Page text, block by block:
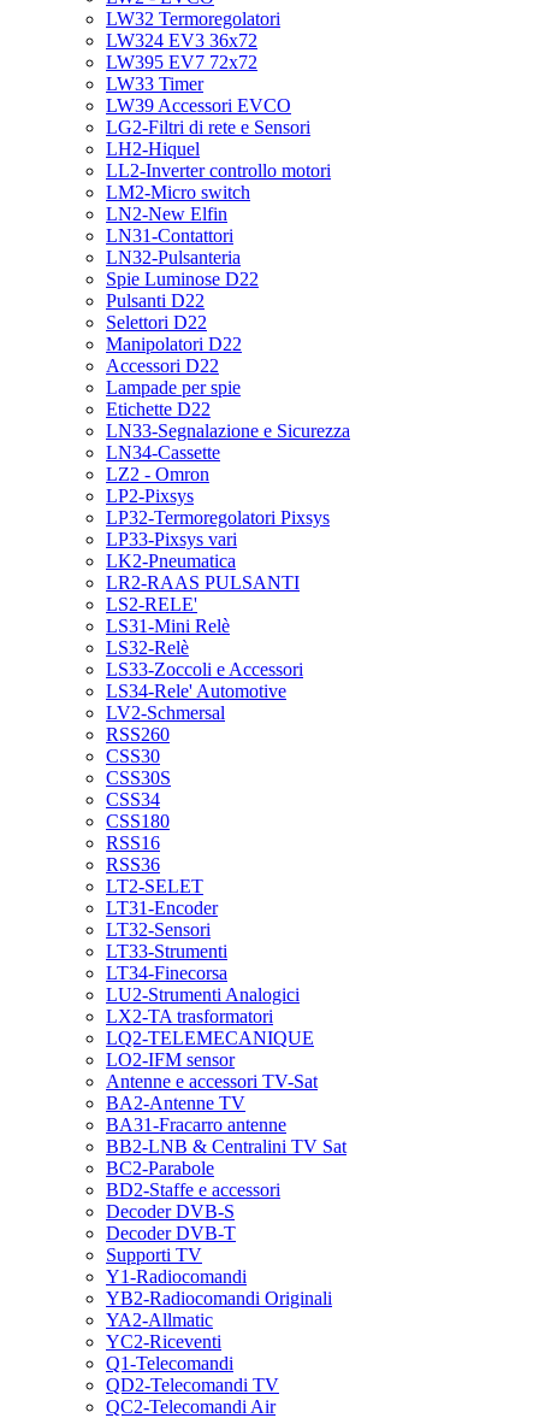
LW32 Termoregolatori
LW324 EV3 36x72
LW395 EV7 72x72
LW33 Timer
LW39 Accessori EVCO
LG2-Filtri di rete e Sensori
LH2-Hiquel
LL2-Inverter controllo motori
LM2-Micro switch
LN2-New Elfin
LN31-Contattori
LN32-Pulsanteria
Spie Luminose D22
Pulsanti D22
Selettori D22
Manipolatori D22
Accessori D22
Lampade per spie
Etichette D22
LN33-Segnalazione e Sicurezza
LN34-Cassette
LZ2 - Omron
LP2-Pixsys
LP32-Termoregolatori Pixsys
LP33-Pixsys vari
LK2-Pneumatica
LR2-RAAS PULSANTI
LS2-RELE'
LS31-Mini Relè
LS32-Relè
LS33-Zoccoli e Accessori
LS34-Rele' Automotive
LV2-Schmersal
RSS260
CSS30
CSS30S
CSS34
CSS180
RSS16
RSS36
LT2-SELET
LT31-Encoder
LT32-Sensori
LT33-Strumenti
LT34-Finecorsa
LU2-Strumenti Analogici
LX2-TA trasformatori
LQ2-TELEMECANIQUE
LO2-IFM sensor
Antenne e accessori TV-Sat
BA2-Antenne TV
BA31-Fracarro antenne
BB2-LNB & Centralini TV Sat
BC2-Parabole
BD2-Staffe e accessori
Decoder DVB-S
Decoder DVB-T
Supporti TV
Y1-Radiocomandi
YB2-Radiocomandi Originali
YA2-Allmatic
YC2-Riceventi
Q1-Telecomandi
QD2-Telecomandi TV
QC2-Telecomandi Air